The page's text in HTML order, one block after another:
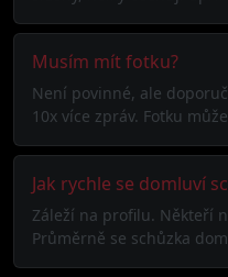
Musím mít fotku?
Není povinné, ale
10x více zpráv. Fotku
Jak rychle se domluví
Záleží na profilu. Někteří
Průměrně se schůzka